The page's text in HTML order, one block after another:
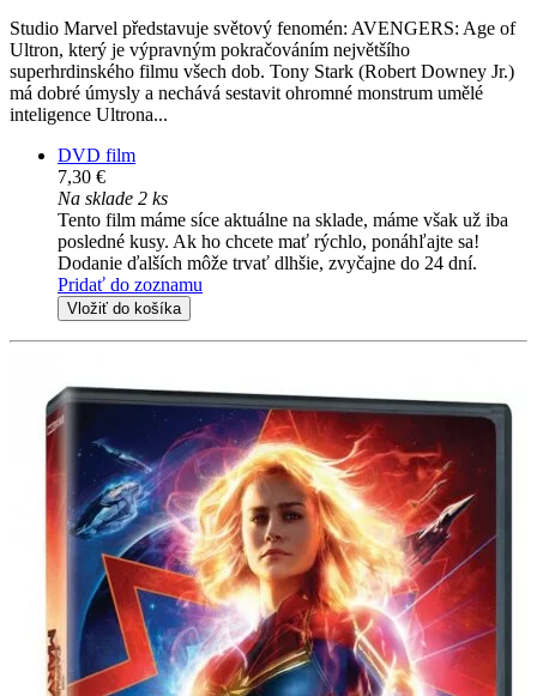
Studio Marvel představuje světový fenomén: AVENGERS: Age of
Ultron, který je výpravným pokračováním největšího
superhrdinského filmu všech dob. Tony Stark (Robert Downey Jr.)
má dobré úmysly a nechává sestavit ohromné monstrum umělé
inteligence Ultrona...
DVD film
7,30 €
Na sklade 2 ks
Tento film máme síce aktuálne na sklade, máme však už iba
posledné kusy. Ak ho chcete mať rýchlo, ponáhľajte sa!
Dodanie ďalších môže trvať dlhšie, zvyčajne do 24 dní.
Pridať do zoznamu
Vložiť do košíka